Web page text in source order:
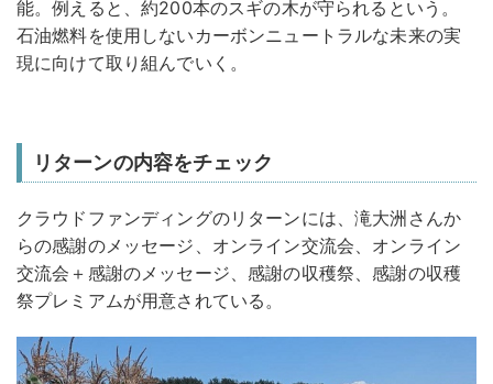
能。例えると、約200本のスギの木が守られるという。
石油燃料を使用しないカーボンニュートラルな未来の実
現に向けて取り組んでいく。
リターンの内容をチェック
クラウドファンディングのリターンには、滝大洲さんか
らの感謝のメッセージ、オンライン交流会、オンライン
交流会＋感謝のメッセージ、感謝の収穫祭、感謝の収穫
祭プレミアムが用意されている。